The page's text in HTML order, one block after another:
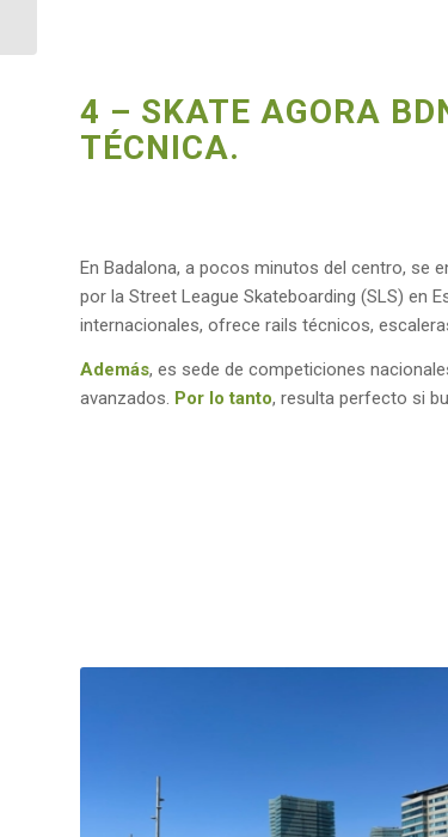
4 – SKATE AGORA
TÉCNICA.
En Badalona, a pocos minutos del centro, se
por la Street League Skateboarding (SLS) en
internacionales, ofrece rails técnicos,
Además, es sede de competiciones
avanzados. Por lo tanto, resulta perfecto si